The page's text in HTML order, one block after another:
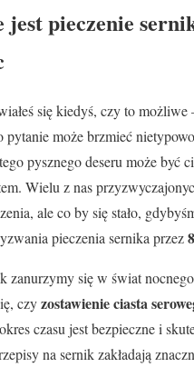
jest pieczenie
się kiedyś, czy to możliwe
pytanie może brzmieć
pysznego deseru może być
Wielu z nas
ale co by się stało,
pieczenia sernika przez
zanurzymy się w świat
czyzostawienie ciasta
czasu jest bezpieczne i
na sernik zakładają